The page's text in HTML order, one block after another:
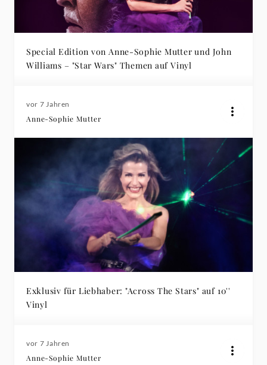
Special Edition von Anne-Sophie Mutter und John
Williams – "Star Wars" Themen auf Vinyl
vor 7 Jahren
Anne-Sophie Mutter
Exklusiv für Liebhaber: "Across The Stars" auf 10''
Vinyl
vor 7 Jahren
Anne-Sophie Mutter